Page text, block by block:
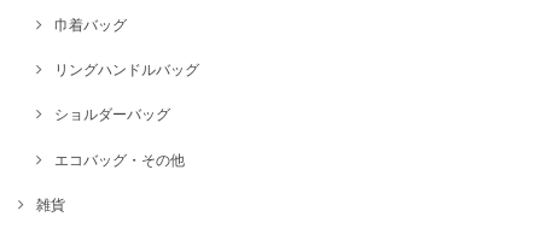
巾着バッグ
リングハンドルバッグ
ショルダーバッグ
エコバッグ・その他
雑貨